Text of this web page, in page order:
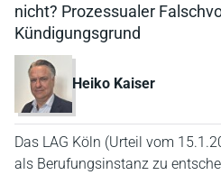
nicht? Prozessualer
Kündigungsgrund
Heiko Kaiser
Das LAG Köln (Urteil vom
als Berufungsinstanz zu